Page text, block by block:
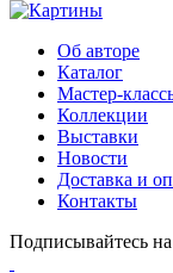
Об авторе
Каталог
Мастер-
Коллекции
Выставки
Новости
Доставка и
Контакты
Подписывайтесь